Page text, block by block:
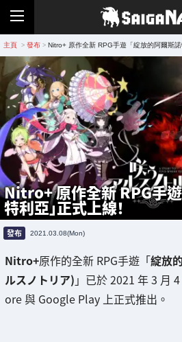
主頁 > 發布 > Nitro+ 原作全新 RPG手遊「綻放的阿爾斯諾
Nitro+ 原作全新 RPG手遊
特利亞」正式上線！
發布 2021.03.08(Mon)
Nitro+原作的全新 RPG手遊「綻放
ルスノトリア) 」已於 2021 年 3 月
ore 與 Google Play 上正式推出。